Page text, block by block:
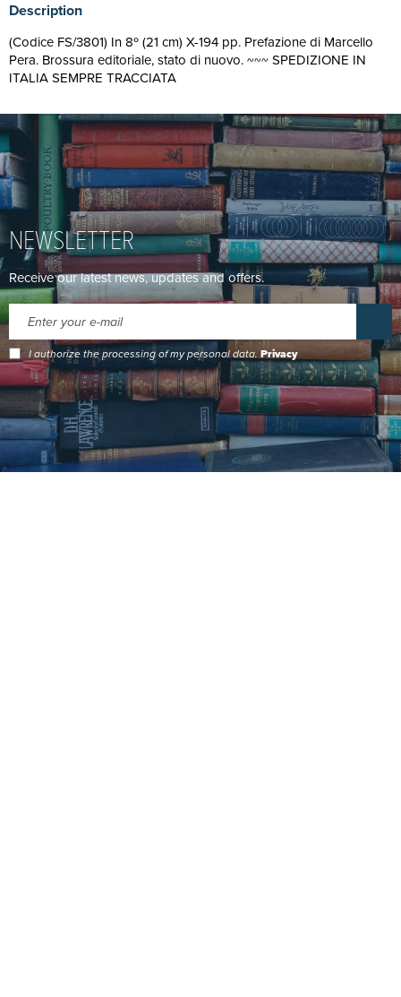
Description
(Codice FS/3801) In 8º (21 cm) X-194 pp. Prefazione di Marcello
Pera. Brossura editoriale, stato di nuovo. ~~~ SPEDIZIONE IN
ITALIA SEMPRE TRACCIATA
NEWSLETTER
Receive our latest news, updates and offers.
I authorize the processing of my personal data. Privacy